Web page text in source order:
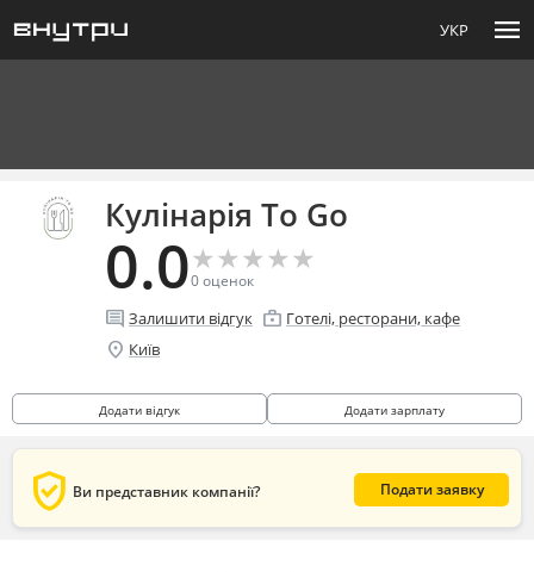
УКР menu
Кулінарія To Go
0.0★
★★
★★
★★
★★
★
0оценок
comment Залишити відгук enterprise Готелі, ресторани, кафе
location_on Київ
Додати відгук Додати зарплату
verified_user Ви представник компанії? Подати заявку